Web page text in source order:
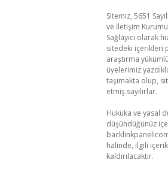
Sitemiz, 5651
ve İletişim
Sağlayıcı olarak
sitedeki içerikleri
araştırma
üyelerimiz
taşımakta olup,
etmiş sayılırlar.
Hukuka ve yasal
düşündüğünüz
halinde, ilgili
kaldırılacaktır.